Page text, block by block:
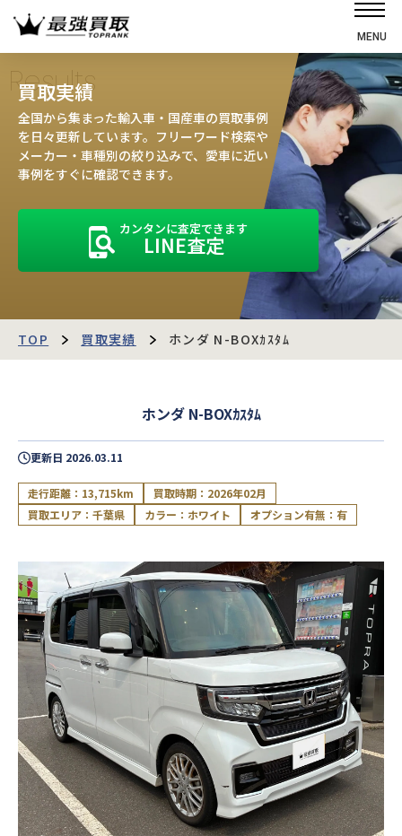
MENU
選ばれる理由
高価買取の仕組み
売却の流れ
お客様の声
運営会社
最強買取マガジン
閉じる
Results
買取実績
全国から集まった輸入車・国産車の買取事例
を日々更新しています。フリーワード検索や
メーカー・車種別の絞り込みで、愛車に近い
事例をすぐに確認できます。
カンタンに査定できます
LINE査定
TOP 買取実績 ホンダ N-BOXｶｽﾀﾑ
ホンダ N-BOXｶｽﾀﾑ
更新日 2026.03.11
走行距離：13,715km
買取時期：2026年02月
買取エリア：千葉県
カラー：ホワイト オプション有無：有